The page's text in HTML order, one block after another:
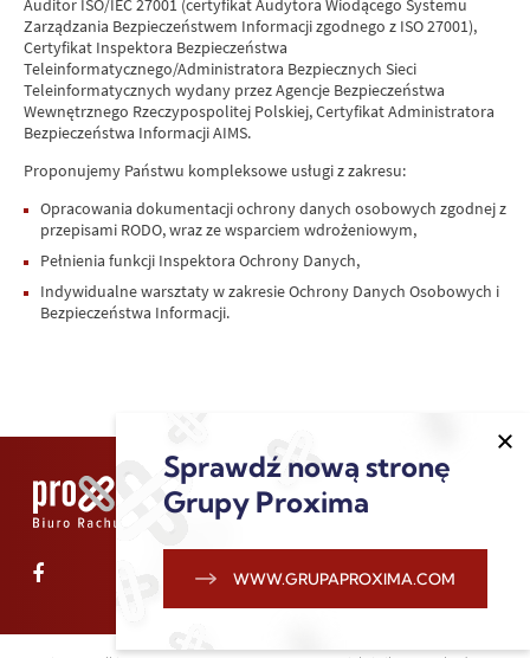
Sprawdź nową stronę
Grupy Proxima
WWW.GRUPAPROXIMA.COM
Auditor ISO/IEC 27001 (certyfikat Audytora Wiodącego Systemu
Zarządzania Bezpieczeństwem Informacji zgodnego z ISO 27001),
Certyfikat Inspektora Bezpieczeństwa
Teleinformatycznego/Administratora Bezpiecznych Sieci
Teleinformatycznych wydany przez Agencje Bezpieczeństwa
Wewnętrznego Rzeczypospolitej Polskiej, Certyfikat Administratora
Bezpieczeństwa Informacji AIMS.
Proponujemy Państwu kompleksowe usługi z zakresu:
Opracowania dokumentacji ochrony danych osobowych zgodnej z
przepisami RODO, wraz ze wsparciem wdrożeniowym,
Pełnienia funkcji Inspektora Ochrony Danych,
Indywidualne warsztaty w zakresie Ochrony Danych Osobowych i
Bezpieczeństwa Informacji.